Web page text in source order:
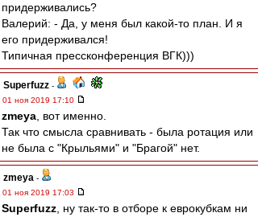
придерживались?
Валерий: - Да, у меня был какой-то план. И я
его придерживался!
Типичная прессконференция ВГК)))
Superfuzz -
01 ноя 2019 17:10
zmeya , вот именно.
Так что смысла сравнивать - была ротация или
не была с "Крыльями" и "Брагой" нет.
zmeya -
01 ноя 2019 17:03
Superfuzz , ну так-то в отборе к еврокубкам ни